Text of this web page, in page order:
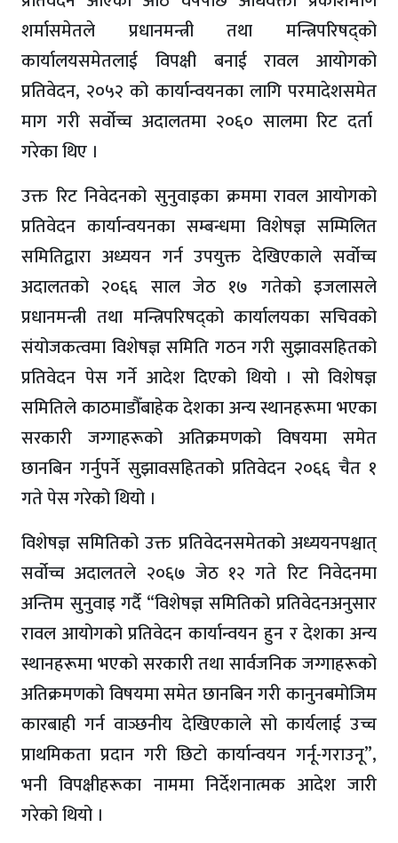
शर्मासमेतले प्रधानमन्त्री तथा मन्त्रिपरिषद्को
कार्यालयसमेतलाई विपक्षी बनाई रावल आयोगको
प्रतिवेदन, २०५२ को कार्यान्वयनका लागि परमादेशसमेत
माग गरी सर्वोच्च अदालतमा २०६० सालमा रिट दर्ता
गरेका थिए ।
उक्त रिट निवेदनको सुनुवाइका क्रममा रावल आयोगको
प्रतिवेदन कार्यान्वयनका सम्बन्धमा विशेषज्ञ सम्मिलित
समितिद्वारा अध्ययन गर्न उपयुक्त देखिएकाले सर्वोच्च
अदालतको २०६६ साल जेठ १७ गतेको इजलासले
प्रधानमन्त्री तथा मन्त्रिपरिषद्को कार्यालयका सचिवको
संयोजकत्वमा विशेषज्ञ समिति गठन गरी सुझावसहितको
प्रतिवेदन पेस गर्ने आदेश दिएको थियो । सो विशेषज्ञ
समितिले काठमाडौँबाहेक देशका अन्य स्थानहरूमा भएका
सरकारी जग्गाहरूको अतिक्रमणको विषयमा समेत
छानबिन गर्नुपर्ने सुझावसहितको प्रतिवेदन २०६६ चैत १
गते पेस गरेको थियो ।
विशेषज्ञ समितिको उक्त प्रतिवेदनसमेतको अध्ययनपश्चात्
सर्वोच्च अदालतले २०६७ जेठ १२ गते रिट निवेदनमा
अन्तिम सुनुवाइ गर्दै “विशेषज्ञ समितिको प्रतिवेदनअनुसार
रावल आयोगको प्रतिवेदन कार्यान्वयन हुन र देशका अन्य
स्थानहरूमा भएको सरकारी तथा सार्वजनिक जग्गाहरूको
अतिक्रमणको विषयमा समेत छानबिन गरी कानुनबमोजिम
कारबाही गर्न वाञ्छनीय देखिएकाले सो कार्यलाई उच्च
प्राथमिकता प्रदान गरी छिटो कार्यान्वयन गर्नू-गराउनू”,
भनी विपक्षीहरूका नाममा निर्देशनात्मक आदेश जारी
गरेको थियो ।